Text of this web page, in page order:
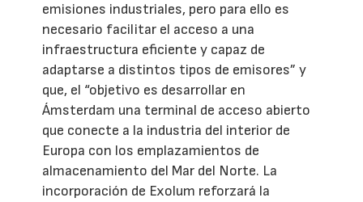
emisiones industriales, pero para ello es
necesario facilitar el acceso a una
infraestructura eficiente y capaz de
adaptarse a distintos tipos de emisores” y
que, el “objetivo es desarrollar en
Ámsterdam una terminal de acceso abierto
que conecte a la industria del interior de
Europa con los emplazamientos de
almacenamiento del Mar del Norte. La
incorporación de Exolum reforzará la